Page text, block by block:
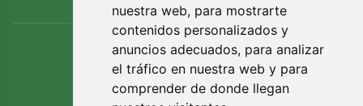
nuestra web, para mostrarte
contenidos personalizados y
anuncios adecuados, para analizar
el tráfico en nuestra web y para
comprender de donde llegan